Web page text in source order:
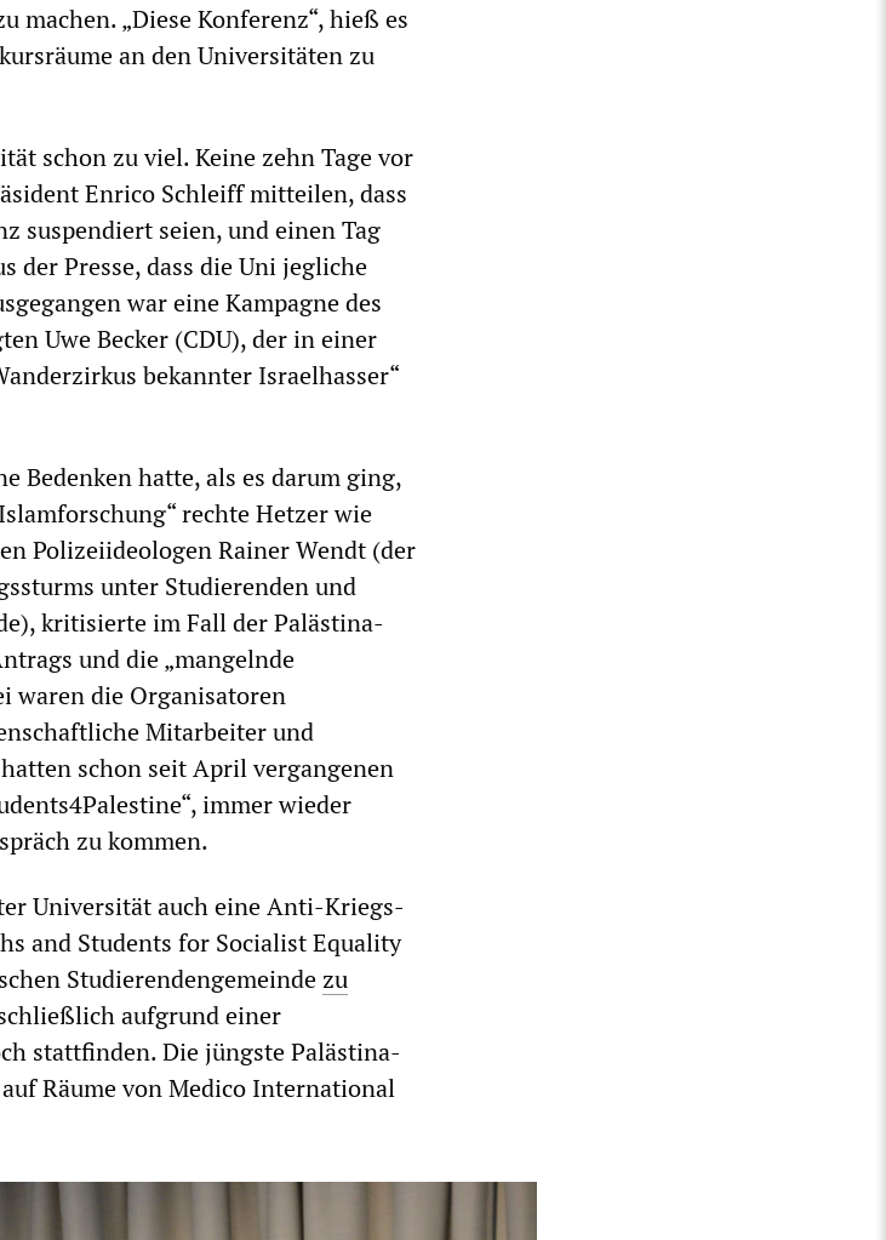
„Diese Konferenz“, hieß es
an den Universitäten zu
schon zu viel. Keine zehn Tage vor
Enrico Schleiff mitteilen, dass
suspendiert seien, und einen Tag
der Presse, dass die Uni jegliche
war eine Kampagne des
Uwe Becker (CDU), der in einer
bekannter Israelhasser“
Bedenken hatte, als es darum ging,
rechte Hetzer wie
Polizeiideologen Rainer Wendt (der
unter Studierenden und
kritisierte im Fall der Palästina-
und die „mangelnde
waren die Organisatoren
Mitarbeiter und
schon seit April vergangenen
immer wieder
zu kommen.
Universität auch eine Anti-Kriegs-
and Students for Socialist Equality
Studierendengemeinde zu
aufgrund einer
stattfinden. Die jüngste Palästina-
Räume von Medico International